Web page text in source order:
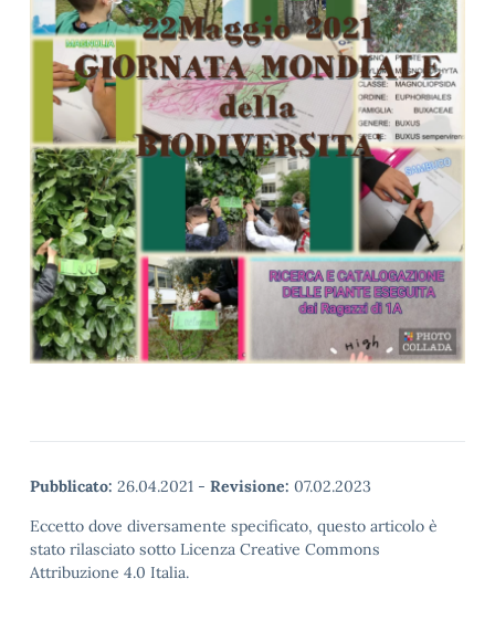
Pubblicato: 26.04.2021 - Revisione: 07.02.2023
Eccetto dove diversamente specificato, questo articolo è
stato rilasciato sotto Licenza Creative Commons
Attribuzione 4.0 Italia.